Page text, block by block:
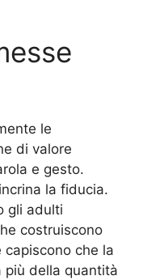
le
di valore
e gesto.
la fiducia.
gli adulti
costruiscono
che la
più della quantità